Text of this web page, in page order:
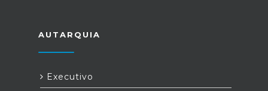
AUTARQUIA
Executivo